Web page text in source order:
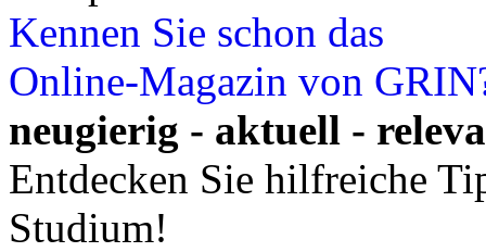
Kennen Sie schon das
Online-Magazin von
neugierig - aktuell -
Entdecken Sie hilfreiche
Studium!